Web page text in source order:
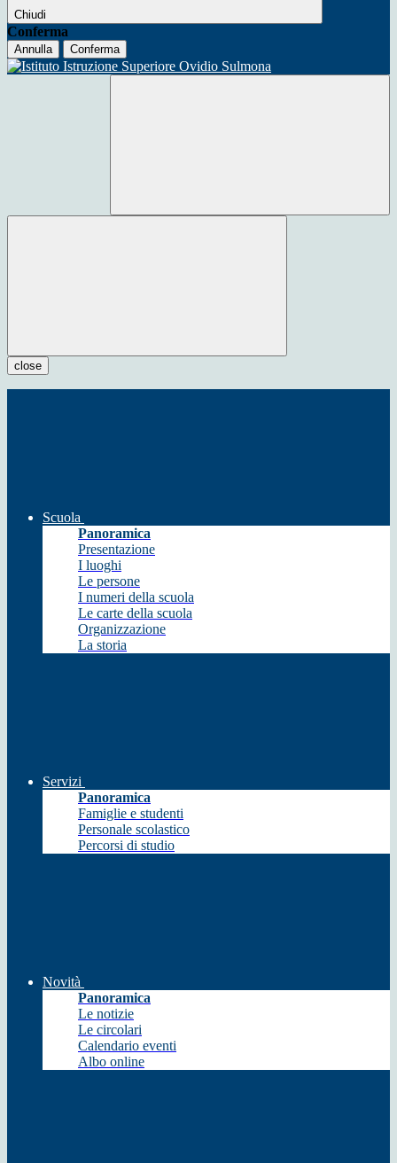
Chiudi
Conferma
Annulla Conferma
close
Scuola
Panoramica
Presentazione
I luoghi
Le persone
I numeri della scuola
Le carte della scuola
Organizzazione
La storia
Servizi
Panoramica
Famiglie e studenti
Personale scolastico
Percorsi di studio
Novità
Panoramica
Le notizie
Le circolari
Calendario eventi
Albo online